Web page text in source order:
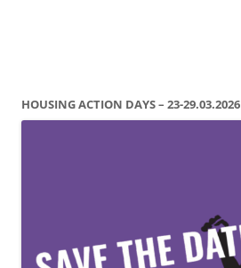
HOUSING ACTION DAYS – 23-29.03.2026